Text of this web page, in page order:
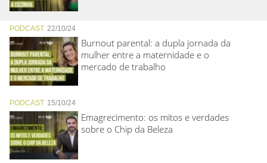
PODCAST 22/10/24
Burnout parental: a dupla jornada da
mulher entre a maternidade e o
mercado de trabalho
PODCAST 15/10/24
Emagrecimento: os mitos e verdades
sobre o Chip da Beleza